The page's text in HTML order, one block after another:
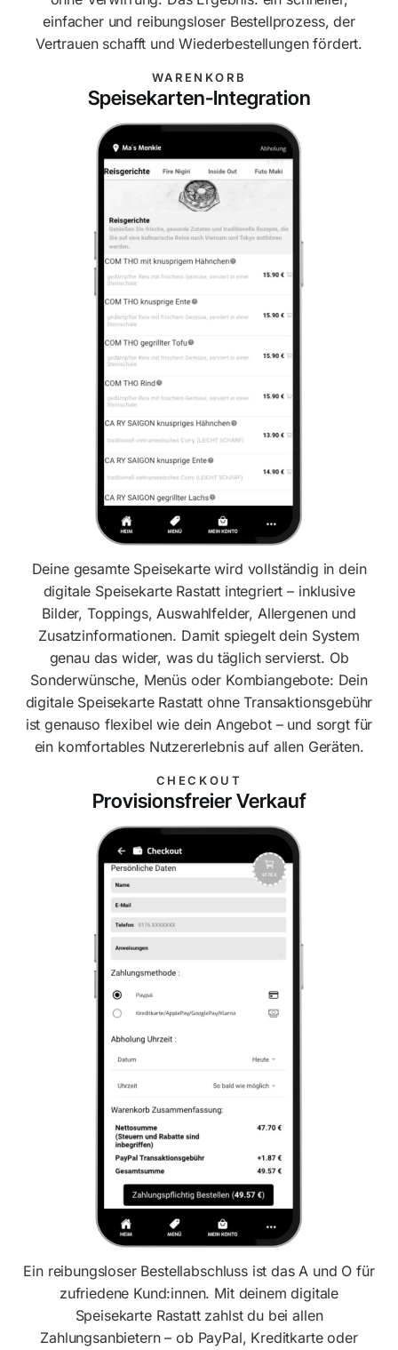
einfacher und reibungsloser Bestellprozess, der
Vertrauen schafft und Wiederbestellungen fördert.
WARENKORB
Speisekarten-Integration
Deine gesamte Speisekarte wird vollständig in dein
digitale Speisekarte Rastatt integriert – inklusive
Bilder, Toppings, Auswahlfelder, Allergenen und
Zusatzinformationen. Damit spiegelt dein System
genau das wider, was du täglich servierst. Ob
Sonderwünsche, Menüs oder Kombiangebote: Dein
digitale Speisekarte Rastatt ohne Transaktionsgebühr
ist genauso flexibel wie dein Angebot – und sorgt für
ein komfortables Nutzererlebnis auf allen Geräten.
CHECKOUT
Provisionsfreier Verkauf
Ein reibungsloser Bestellabschluss ist das A und O für
zufriedene Kund:innen. Mit deinem digitale
Speisekarte Rastatt zahlst du bei allen
Zahlungsanbietern – ob PayPal, Kreditkarte oder